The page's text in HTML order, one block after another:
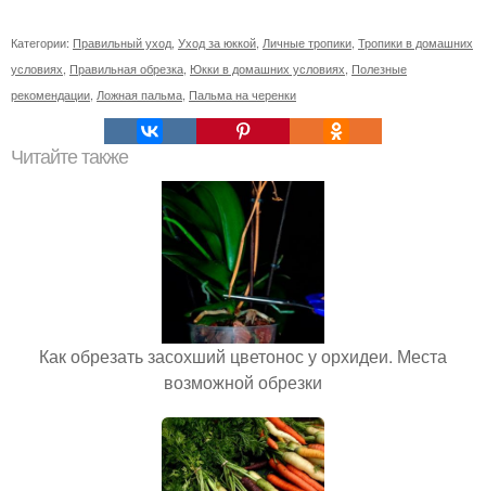
Категории: Правильный уход Уход за юккой Личные тропики Тропики в домашних
условиях Правильная обрезка Юкки в домашних условиях Полезные
рекомендации Ложная пальма Пальма на черенки
Читайте также
Как обрезать засохший цветонос у орхидеи. Места
возможной обрезки